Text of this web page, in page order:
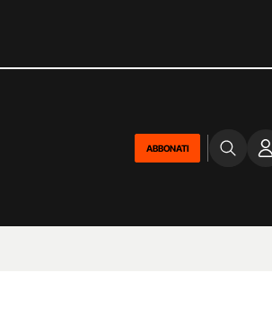
ABBONATI